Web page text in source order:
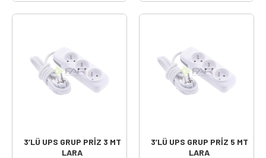
3’LÜ UPS GRUP PRİZ 3 MT
LARA
3’LÜ UPS GRUP PRİZ 5 MT
LARA